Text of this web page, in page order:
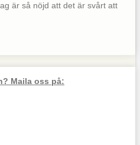
är så nöjd att det är svårt att
Maila oss på: